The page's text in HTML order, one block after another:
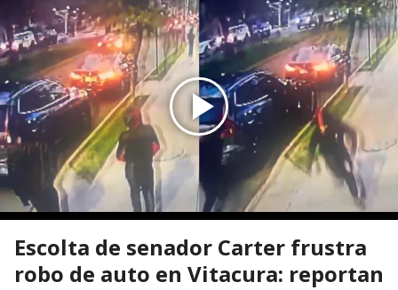
Escolta de senador Carter frustra
robo de auto en Vitacura: reportan